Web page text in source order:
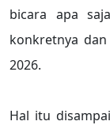
bicara apa
konkretnya dan
2026.
Hal itu